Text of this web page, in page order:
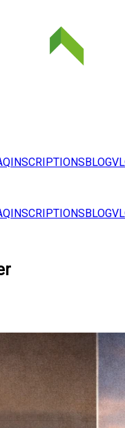
INSCRIPTIONSBLOG
INSCRIPTIONSBLOG